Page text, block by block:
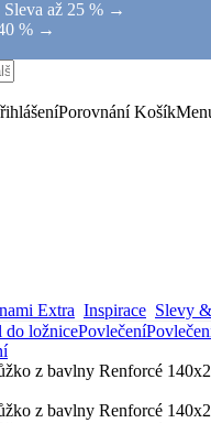
Sleva až 25 % →
% →
Porovnání Košík
Extra Inspirace Slevy
do ložnicePovlečení